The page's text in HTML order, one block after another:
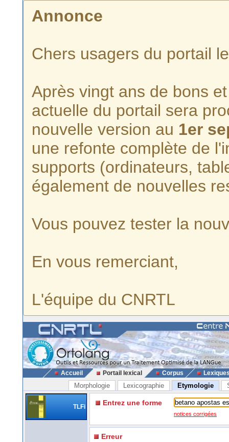
Annonce
Chers usagers du portail
Après vingt ans de bons
actuelle du portail sera
nouvelle version au 1er
une refonte complète de
supports (ordinateurs,
également de nouvelles
Vous pouvez tester la
En vous remerciant,
L'équipe du CNRTL
Accueil Portail lexical Corpus
Morphologie Lexicographie Etymologie
TLFi Entrez une forme
notices corrigées
Erreur